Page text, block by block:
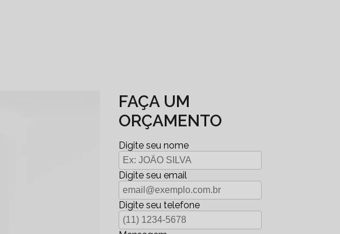
FAÇA UM
ORÇAMENTO
Digite seu nome
Digite seu email
Digite seu telefone